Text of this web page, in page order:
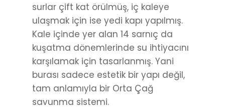
surlar çift kat örülmüş, iç kaleye
ulaşmak için ise yedi kapı yapılmış.
Kale içinde yer alan 14 sarnıç da
kuşatma dönemlerinde su ihtiyacını
karşılamak için tasarlanmış. Yani
burası sadece estetik bir yapı değil,
tam anlamıyla bir Orta Çağ
savunma sistemi.